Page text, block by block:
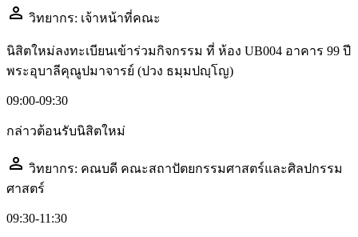
person วิทยากร: เจ้าหน้าที่คณะ
นิสิตใหม่ลงทะเบียนเข้าร่วมกิจกรรม ที่ ห้อง UB004 อาคาร 99 ปี
พระอุบาลีคุณูปมาจารย์ (ปวง ธมฺมปญฺโญ)
09:00-09:30
กล่าวต้อนรับนิสิตใหม่
person วิทยากร: คณบดี คณะสถาปัตยกรรมศาสตร์และศิลปกรรม
ศาสตร์
09:30-11:30